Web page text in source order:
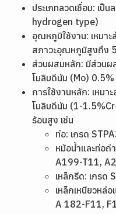
ประเภทลวดเชื่อม: เป็
hydrogen type)
อุณหภูมิใช้งาน: เหมาะ
สภาวะอุณหภูมิสูงถึง
ส่วนผสมหลัก: มีส่วนผ
โมลิบดีนัม (Mo) 0.5%
การใช้งานหลัก: เหมา
โมลิบดีนัม (1-
ร้อนสูง เช่น
ท่อ: เกรด
หม้อน้ำและท่อถ่
A199-T11,
เหล็กรีด: เกรด
เหล็กเหนียวหล่
A 182-F11,